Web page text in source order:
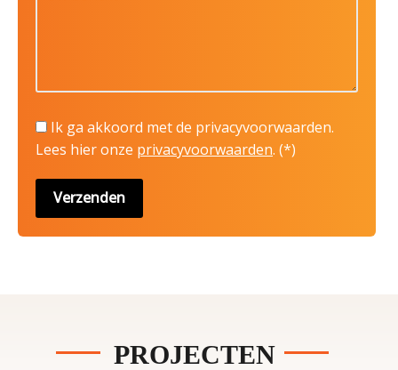
Ik ga akkoord met de privacyvoorwaarden.
Lees hier onze privacyvoorwaarden. (*)
PROJECTEN